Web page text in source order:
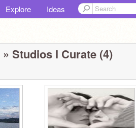
Explore Ideas
» Studios I Curate (4)